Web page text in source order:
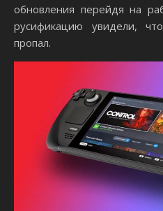
обновления перейдя на
русификацию увидели,
пропал.